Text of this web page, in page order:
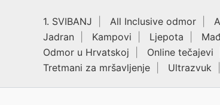
1. SVIBANJ All Inclusive odmor
Jadran
Kampovi Ljepota
Odmor u Hrvatskoj
Online tečajevi
Tretmani za mršavljenje
Ultrazvuk